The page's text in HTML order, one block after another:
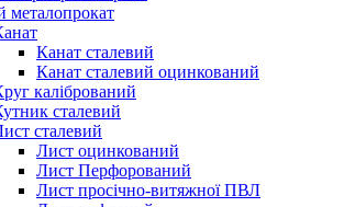
металопрокат
Канат сталевий
Канат сталевий оцинкований
калібрований
сталевий
сталевий
Лист оцинкований
Лист Перфорований
Лист просічно-витяжної ПВЛ